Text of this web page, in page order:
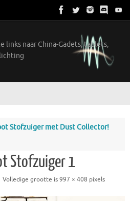
links naar China-Gadets, tablets,
Stofzuiger met Dust Collector!
Stofzuiger 1
Volledige grootte is997 × 408 pixels